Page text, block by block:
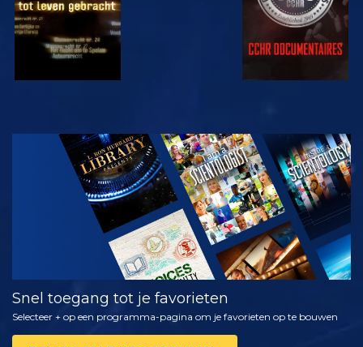
KIJK
VERKEN DE
SERIE
Snel toegang tot je favorieten
Selecteer + op een programma-pagina om je favorieten op te bouwen